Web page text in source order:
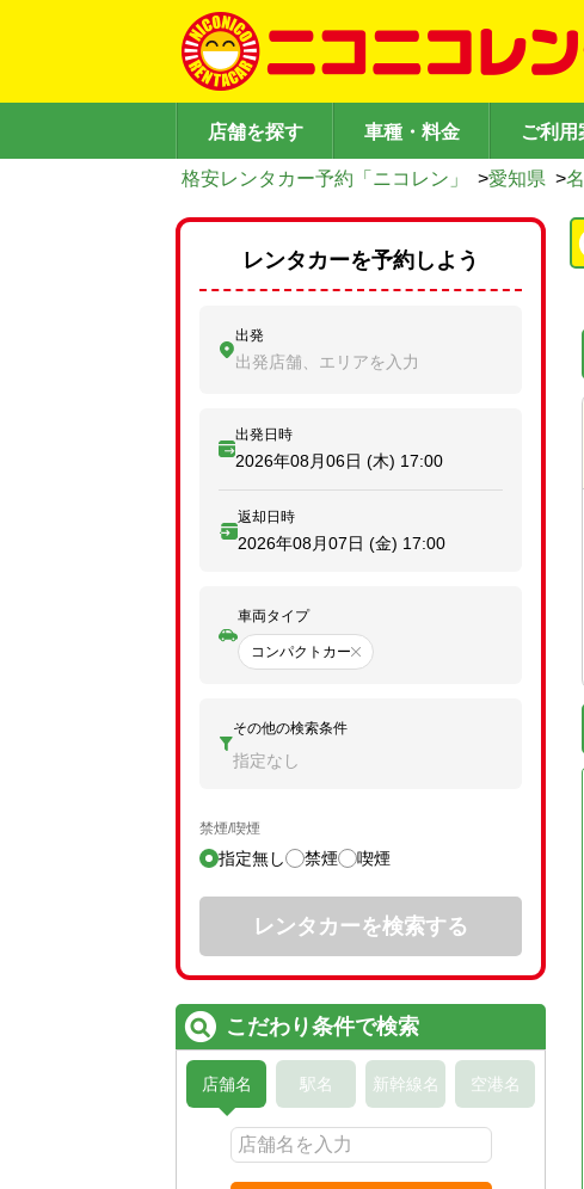
店舗を探す 車種・料金 ご利用
格安レンタカー予約「ニコレン」 >愛知県 >
レンタカーを予約しよう
出発
出発店舗、エリアを入力
出発日時
2026年08月06日 (木) 17:00
返却日時
2026年08月07日 (金) 17:00
車両タイプ
コンパクトカー
その他の検索条件
指定なし
禁煙/喫煙
指定無し 禁煙 喫煙
レンタカーを検索する
こだわり条件で検索
店舗名 駅名 新幹線名 空港名